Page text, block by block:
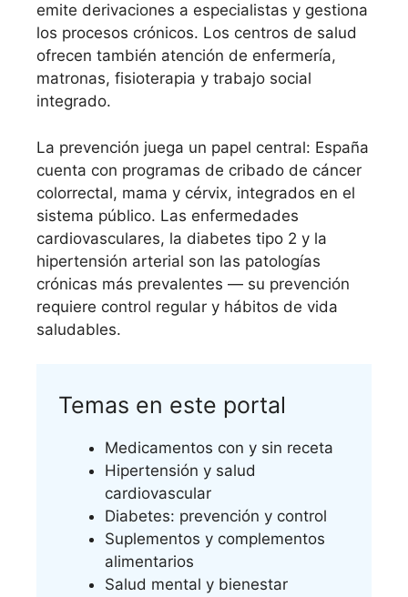
emite derivaciones a especialistas y gestiona
los procesos crónicos. Los centros de salud
ofrecen también atención de enfermería,
matronas, fisioterapia y trabajo social
integrado.
La prevención juega un papel central: España
cuenta con programas de cribado de cáncer
colorrectal, mama y cérvix, integrados en el
sistema público. Las enfermedades
cardiovasculares, la diabetes tipo 2 y la
hipertensión arterial son las patologías
crónicas más prevalentes — su prevención
requiere control regular y hábitos de vida
saludables.
Temas en este portal
Medicamentos con y sin receta
Hipertensión y salud
cardiovascular
Diabetes: prevención y control
Suplementos y complementos
alimentarios
Salud mental y bienestar